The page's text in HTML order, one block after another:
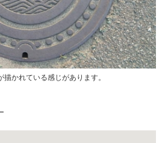
かれている感じがあります。